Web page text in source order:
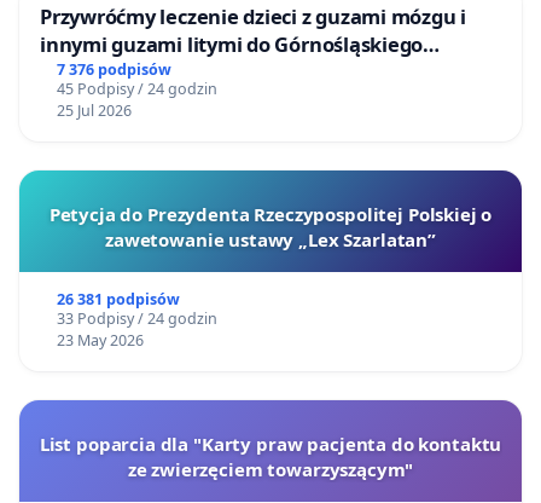
Przywróćmy leczenie dzieci z guzami mózgu i
innymi guzami litymi do Górnośląskiego
Centrum Zdrowia Dziecka w Katowicach
7 376 podpisów
45 Podpisy / 24 godzin
25 Jul 2026
Petycja do Prezydenta Rzeczypospolitej Polskiej o
zawetowanie ustawy „Lex Szarlatan”
26 381 podpisów
33 Podpisy / 24 godzin
23 May 2026
List poparcia dla "Karty praw pacjenta do kontaktu
ze zwierzęciem towarzyszącym"